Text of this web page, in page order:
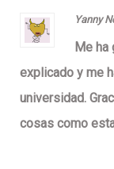
Yanny
Me
explicado y me
universidad.
cosas como